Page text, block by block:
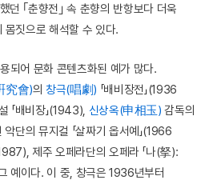
던 ｢춘향전｣ 속 춘향의 반항보다 더욱
몸짓으로 해석할 수 있다.
되어 문화 콘텐츠화된 예가 많다.
究會)의창극(唱劇) 「배비장전」(1936
「배비장」(1943), 신상옥(申相玉) 감독의
악단의 뮤지컬 「살짜기 옵서예」(1966
제주 오페라단의 오페라 「나(拏):
예이다. 이 중, 창극은 1936년부터